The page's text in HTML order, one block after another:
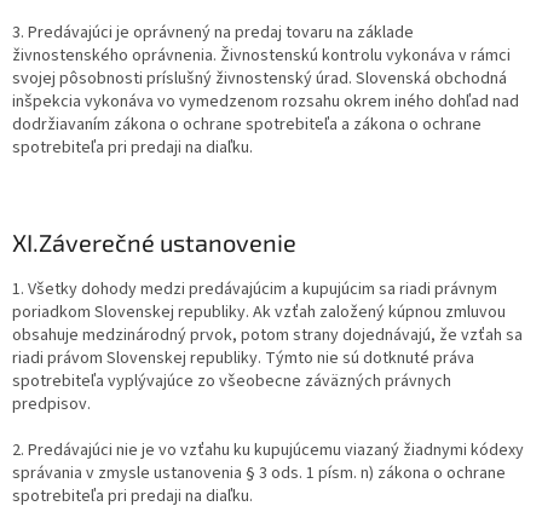
3. Predávajúci je oprávnený na predaj tovaru na základe
živnostenského oprávnenia. Živnostenskú kontrolu vykonáva v rámci
svojej pôsobnosti príslušný živnostenský úrad. Slovenská obchodná
inšpekcia vykonáva vo vymedzenom rozsahu okrem iného dohľad nad
dodržiavaním zákona o ochrane spotrebiteľa a zákona o ochrane
spotrebiteľa pri predaji na diaľku.
XI.Záverečné ustanovenie
1. Všetky dohody medzi predávajúcim a kupujúcim sa riadi právnym
poriadkom Slovenskej republiky. Ak vzťah založený kúpnou zmluvou
obsahuje medzinárodný prvok, potom strany dojednávajú, že vzťah sa
riadi právom Slovenskej republiky. Týmto nie sú dotknuté práva
spotrebiteľa vyplývajúce zo všeobecne záväzných právnych
predpisov.
2. Predávajúci nie je vo vzťahu ku kupujúcemu viazaný žiadnymi kódexy
správania v zmysle ustanovenia § 3 ods. 1 písm. n) zákona o ochrane
spotrebiteľa pri predaji na diaľku.